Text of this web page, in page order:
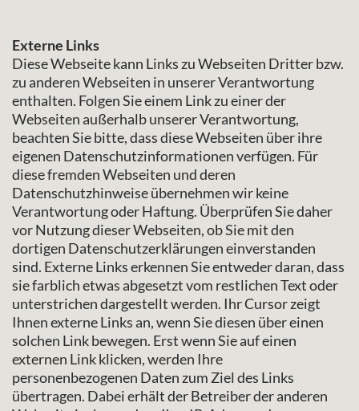
Externe Links
Diese Webseite kann Links zu Webseiten Dritter bzw.
zu anderen Webseiten in unserer Verantwortung
enthalten. Folgen Sie einem Link zu einer der
Webseiten außerhalb unserer Verantwortung,
beachten Sie bitte, dass diese Webseiten über ihre
eigenen Datenschutzinformationen verfügen. Für
diese fremden Webseiten und deren
Datenschutzhinweise übernehmen wir keine
Verantwortung oder Haftung. Überprüfen Sie daher
vor Nutzung dieser Webseiten, ob Sie mit den
dortigen Datenschutzerklärungen einverstanden
sind. Externe Links erkennen Sie entweder daran, dass
sie farblich etwas abgesetzt vom restlichen Text oder
unterstrichen dargestellt werden. Ihr Cursor zeigt
Ihnen externe Links an, wenn Sie diesen über einen
solchen Link bewegen. Erst wenn Sie auf einen
externen Link klicken, werden Ihre
personenbezogenen Daten zum Ziel des Links
übertragen. Dabei erhält der Betreiber der anderen